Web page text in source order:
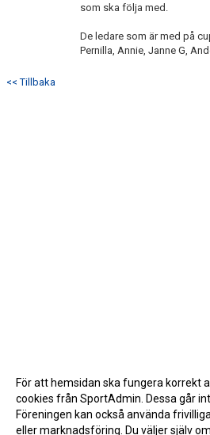
som ska följa med.
De ledare som är med på
Pernilla, Annie, Janne G,
<< Tillbaka
För att hemsidan ska fungera korrekt
cookies från SportAdmin. Dessa går
Föreningen kan också använda
eller marknadsföring. Du väljer själv